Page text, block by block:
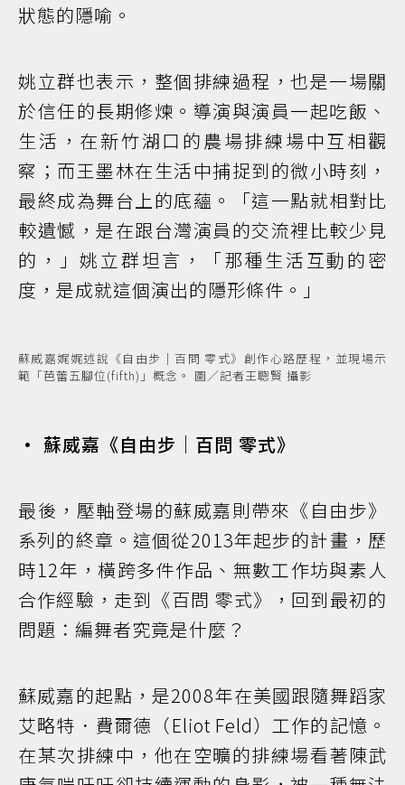
狀態的隱喻。
姚立群也表示，整個排練過程，也是一場關
於信任的長期修煉。導演與演員一起吃飯、
生活，在新竹湖口的農場排練場中互相觀
察；而王墨林在生活中捕捉到的微小時刻，
最終成為舞台上的底蘊。「這一點就相對比
較遺憾，是在跟台灣演員的交流裡比較少見
的，」姚立群坦言，「那種生活互動的密
度，是成就這個演出的隱形條件。」
蘇威嘉娓娓述說《自由步｜百問 零式》創作心路歷程，並現場示
範「芭蕾五腳位(fifth)」概念。 圖／記者王聰賢 攝影
• 蘇威嘉《自由步｜百問 零式》
最後，壓軸登場的蘇威嘉則帶來《自由步》
系列的終章。這個從2013年起步的計畫，歷
時12年，橫跨多件作品、無數工作坊與素人
合作經驗，走到《百問 零式》，回到最初的
問題：編舞者究竟是什麼？
蘇威嘉的起點，是2008年在美國跟隨舞蹈家
艾略特．費爾德（Eliot Feld）工作的記憶。
在某次排練中，他在空曠的排練場看著陳武